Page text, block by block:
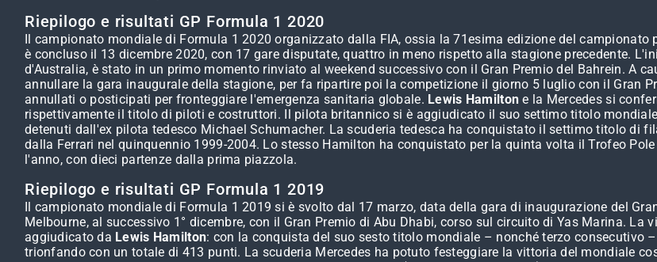
Riepilogo e risultati GP Formula 1 2020
Il campionato mondiale di Formula 1 2020 organizzato dalla FIA, ossia la 71esima edizione del
è concluso il 13 dicembre 2020, con 17 gare disputate, quattro in meno rispetto alla stagione precedente.
d'Australia, è stato in un primo momento rinviato al weekend successivo con il Gran Premio del Bahrein. A
annullare la gara inaugurale della stagione, per fa ripartire poi la competizione il giorno 5 luglio con il Gran
annullati o posticipati per fronteggiare l'emergenza sanitaria globale. Lewis Hamilton e la Mercedes si
rispettivamente il titolo di piloti e costruttori. Il pilota britannico si è aggiudicato il suo settimo titolo
detenuti dall'ex pilota tedesco Michael Schumacher. La scuderia tedesca ha conquistato il settimo titolo di
dalla Ferrari nel quinquennio 1999-2004. Lo stesso Hamilton ha conquistato per la quinta volta il Trofeo
l'anno, con dieci partenze dalla prima piazzola.
Riepilogo e risultati GP Formula 1 2019
Il campionato mondiale di Formula 1 2019 si è svolto dal 17 marzo, data della gara di inaugurazione del
Melbourne, al successivo 1° dicembre, con il Gran Premio di Abu Dhabi, corso sul circuito di Yas Marina.
aggiudicato da Lewis Hamilton: con la conquista del suo sesto titolo mondiale – nonché terzo consecutivo
trionfando con un totale di 413 punti. La scuderia Mercedes ha potuto festeggiare la vittoria del mondiale